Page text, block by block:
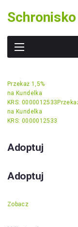
content
Przekaż 1,5%
na Kundelka
KRS: 0000012533
na Kundelka
KRS: 0000012533
Adoptuj
Adoptuj
Zobacz